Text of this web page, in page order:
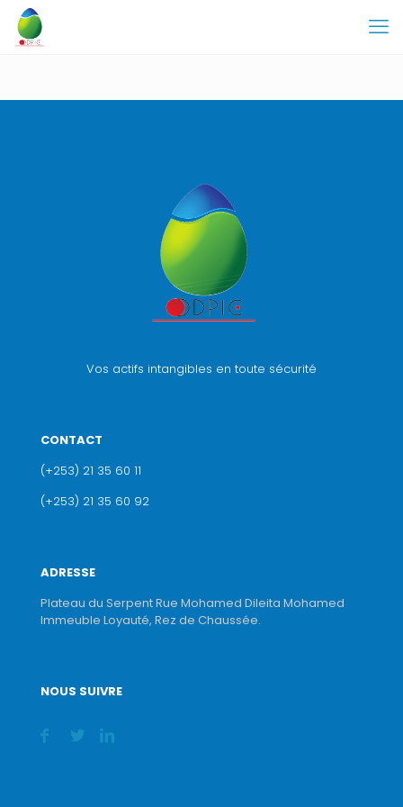
Vos actifs intangibles en toute sécurité
CONTACT
(+253) 21 35 60 11
(+253) 21 35 60 92
ADRESSE
Plateau du Serpent Rue Mohamed Dileita Mohamed
Immeuble Loyauté, Rez de Chaussée.
NOUS SUIVRE